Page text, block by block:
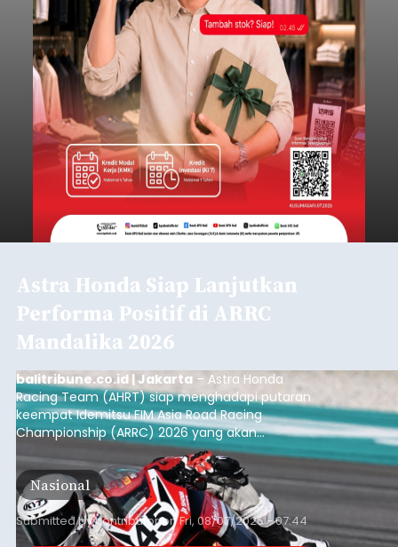
Astra Honda Siap Lanjutkan
Performa Positif di ARRC
Mandalika 2026
balitribune.co.id | Jakarta – Astra Honda
Racing Team (AHRT) siap menghadapi putaran
keempat Idemitsu FIM Asia Road Racing
Championship (ARRC) 2026 yang akan
berlangsung di Pertamina Mandalika
International Circuit, Lombok, Nusa Tenggara
Barat, pada 7–9 Agustus 2026.
Nasional
Submitted bycontributoronFri, 08/07/2026 - 07:44